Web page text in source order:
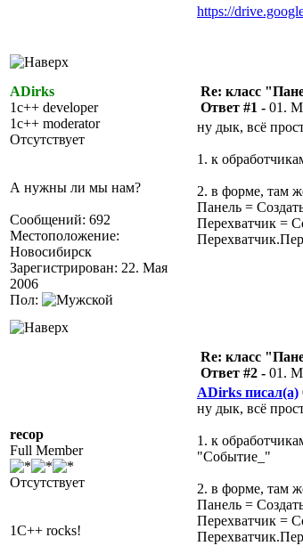
https://
ADirks
1c++ developer
1c++ moderator
Отсутствует
А нужны ли мы нам?
Сообщений: 692
Местоположение:
Новосибирск
Зарегистрирован: 22. Мая
2006
Пол:
Re: класс
Ответ #1 - 01.
ну дык, всё
1. к
2. в форме, там
Панель =
Перехватчик =
recop
Full Member
Отсутствует
1C++ rocks!
Re: класс
Ответ #2 - 01.
ADirks писал(а)
ну дык, всё
1. к
"Событие_"
2. в форме, там
Панель =
Перехватчик =